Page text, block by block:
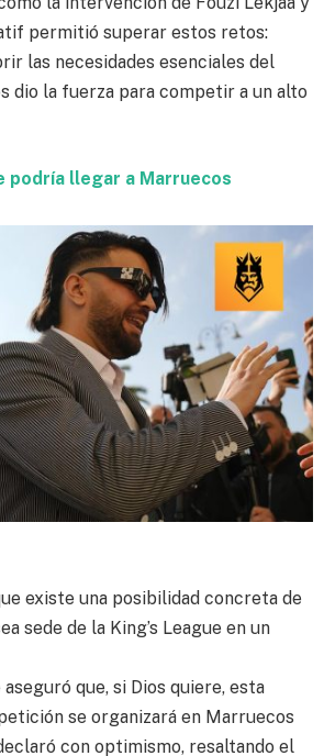
permitió superar estos retos:
las necesidades esenciales del
dio la fuerza para competir a un alto
podría llegar a Marruecos
existe una posibilidad concreta de
sede de la King’s League en un
aseguró que, si Dios quiere, esta
se organizará en Marruecos
con optimismo, resaltando el